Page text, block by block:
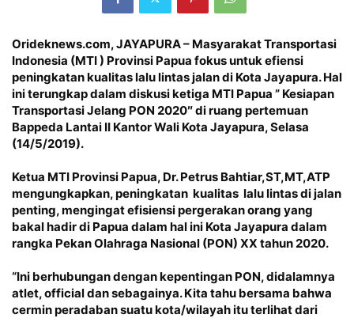
Orideknews.com, JAYAPURA– Masyarakat Transportasi
Indonesia (MTI ) Provinsi Papua fokus untuk efiensi
peningkatan kualitas lalu lintas jalan di Kota Jayapura. Hal
ini terungkap dalam diskusi ketiga MTI Papua ” Kesiapan
Transportasi Jelang PON 2020″ di ruang pertemuan
Bappeda Lantai II Kantor Wali Kota Jayapura, Selasa
(14/5/2019).
Ketua MTI Provinsi Papua, Dr. Petrus Bahtiar,ST,MT,ATP
mengungkapkan, peningkatan kualitas lalu lintas di jalan
penting, mengingat efisiensi pergerakan orang yang
bakal hadir di Papua dalam hal ini Kota Jayapura dalam
rangka Pekan Olahraga Nasional (PON) XX tahun 2020.
“Ini berhubungan dengan kepentingan PON, didalamnya
atlet, official dan sebagainya. Kita tahu bersama bahwa
cermin peradaban suatu kota/wilayah itu terlihat dari